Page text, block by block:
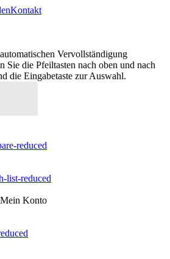
Kontakt
Vervollständigung
Sie die Pfeiltasten nach oben und nach
die Eingabetaste zur Auswahl.
Mein Konto